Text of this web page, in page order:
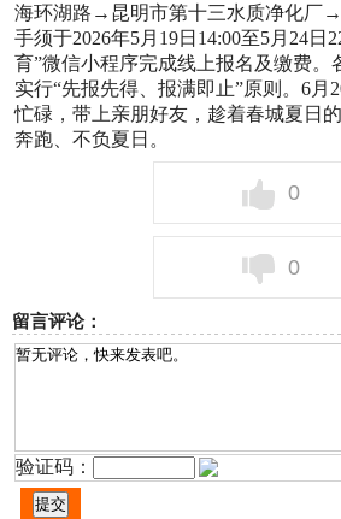
海环湖路→昆明市第十三水质净化厂
手须于2026年5月19日14:00至5月24日
育”微信小程序完成线上报名及缴费。
实行“先报先得、报满即止”原则。6月
忙碌，带上亲朋好友，趁着春城夏日
奔跑、不负夏日。
0
0
留言评论：
验证码：